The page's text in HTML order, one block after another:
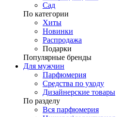
Сад
По категории
Хиты
Новинки
Распродажа
Подарки
Популярные бренды
Для мужчин
Парфюмерия
Средства по уходу
Дизайнерские товары
По разделу
Вся парфюмерия